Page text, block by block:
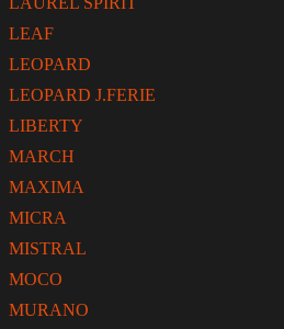
LEAF
LEOPARD
LEOPARD J.FERIE
LIBERTY
MARCH
MAXIMA
MICRA
MISTRAL
MOCO
MURANO